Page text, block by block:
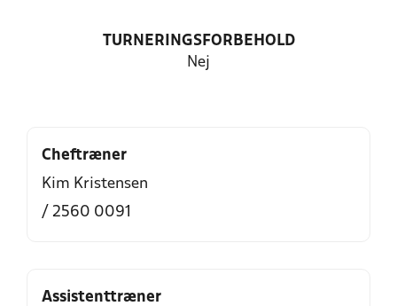
TURNERINGSFORBEHOLD
Nej
Cheftræner
Kim Kristensen
/ 2560 0091
Assistenttræner